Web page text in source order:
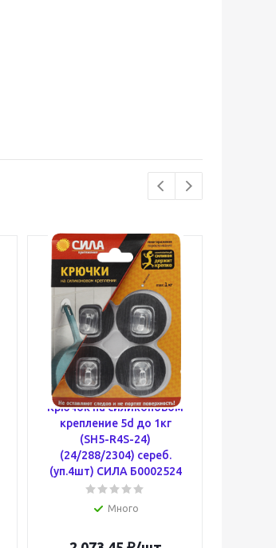
Крючок на силиконовом
крепление 5d до 1кг
(SH5-R4S-24)
(24/288/2304) сереб.
(уп.4шт) СИЛА Б0002524
Много